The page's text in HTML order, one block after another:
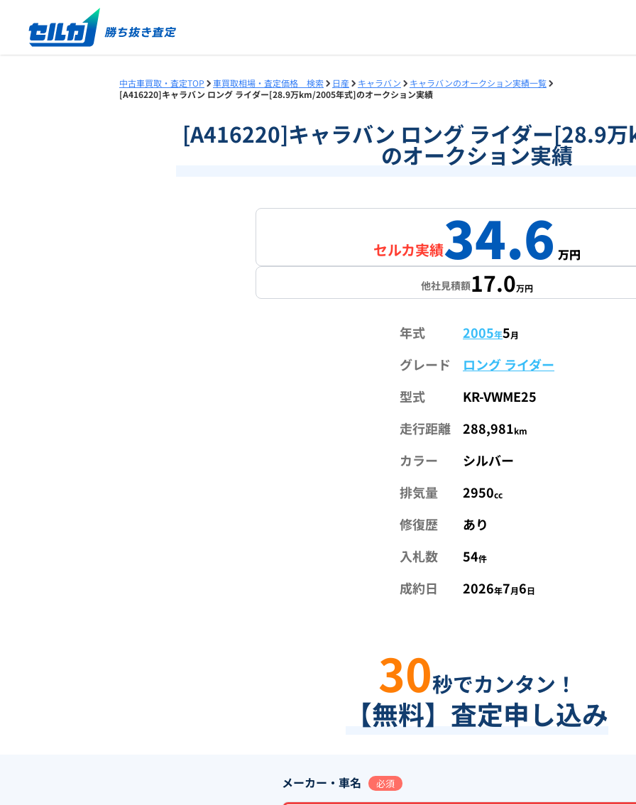
中古車買取・査定TOP 車買取相場・査定価格 検索 日産 キャラバン
キャラバンのオークション実績一覧
[A416220]キャラバン ロング ライダー[28.9万km/2005年式]のオークション実績
[A416220]キャラバン ロング ライダー[28.9
のオークション実績
セルカ実績34.6 万円
他社見積額17.0万円
年式 2005年5月
グレード
ロング ライダー
型式
KR-VWME25
走行距離
288,981km
カラー
シルバー
排気量
2950cc
修復歴
あり
入札数
54件
成約日 2026年7月6日
30秒でカンタン！
【無料】査定申し込み
メーカー・車名 必須